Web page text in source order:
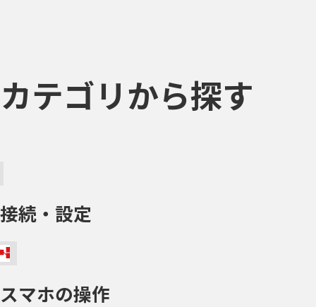
カテゴリから探す
接続・設定
スマホの操作